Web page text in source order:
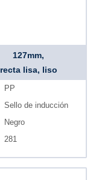
127mm,
recta lisa, liso
PP
Sello de inducción
Negro
281